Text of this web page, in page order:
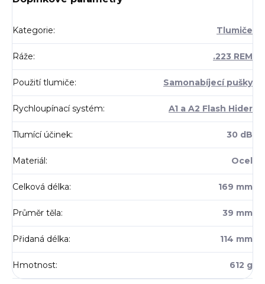
Kategorie: Tlumiče
Ráže: .223 REM
Použití tlumiče: Samonabíjecí pušky
Rychloupínací systém: A1 a A2 Flash Hider
Tlumící účinek: 30 dB
Materiál: Ocel
Celková délka: 169 mm
Průměr těla: 39 mm
Přidaná délka: 114 mm
Hmotnost: 612 g